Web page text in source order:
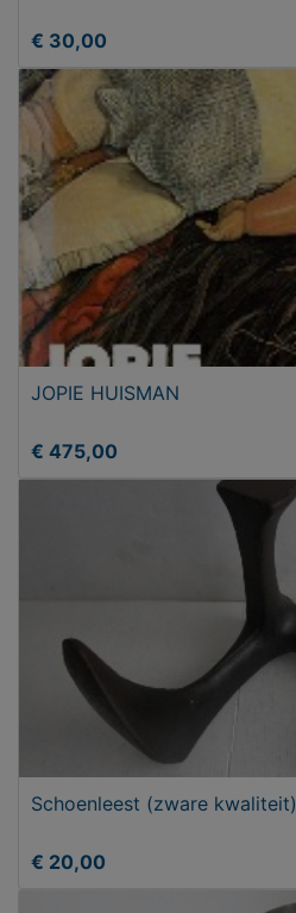
€ 30,00
JOPIE HUISMAN
€ 475,00
Schoenleest (zware kwaliteit)
€ 20,00